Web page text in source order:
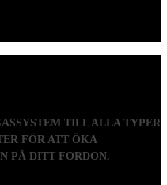
TILL ALLA TYPER
FÖR ATT ÖKA
PÅ DITT FORDON.